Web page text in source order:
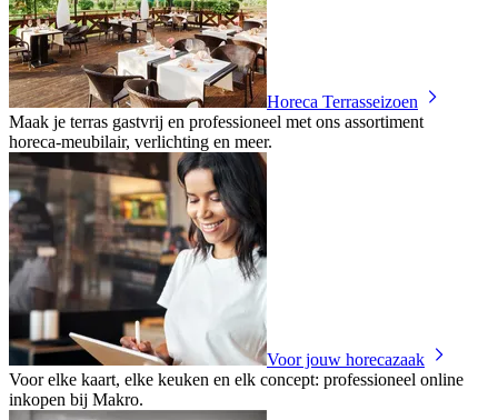
Horeca Terrasseizoen
Maak je terras gastvrij en professioneel met ons assortiment
horeca‑meubilair, verlichting en meer.
Voor jouw horecazaak
Voor elke kaart, elke keuken en elk concept: professioneel online
inkopen bij Makro.